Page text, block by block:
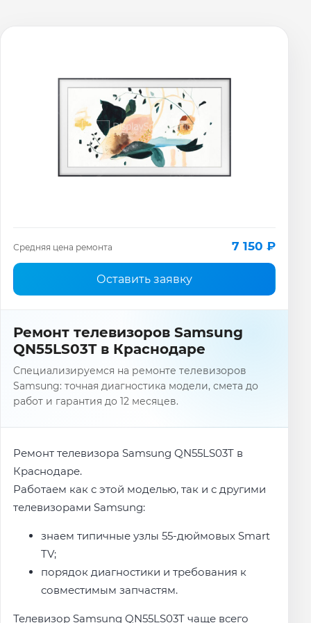
Средняя цена ремонта 7 150 ₽
Оставить заявку
Ремонт телевизоров Samsung
QN55LS03T в Краснодаре
Специализируемся на ремонте телевизоров
Samsung: точная диагностика модели, смета до
работ и гарантия до 12 месяцев.
Ремонт телевизора Samsung QN55LS03T в
Краснодаре.
Работаем как с этой моделью, так и с другими
телевизорами Samsung:
знаем типичные узлы 55-дюймовых Smart
TV;
порядок диагностики и требования к
совместимым запчастям.
Телевизор Samsung QN55LS03T чаще всего